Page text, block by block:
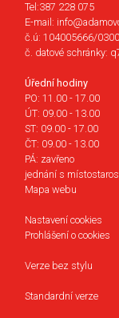
Tel:387 228 075
E-mail:
č.ú: 104005666/0300
č. datové schránky:
Úřední hodiny
PO: 11.00 - 17.00
ÚT: 09.00 - 13.00
ST: 09.00 - 17.00
ČT: 09.00 - 13.00
PÁ: zavřeno
jednání s
Mapa webu
Nastavení cookies
Prohlášení o cookies
Verze bez stylu
Standardní verze